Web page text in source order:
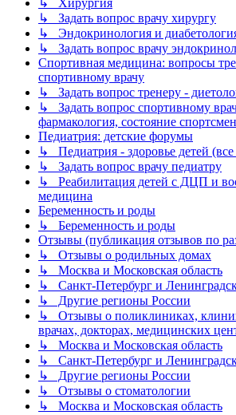
↳ Хирургия
↳ Задать вопрос врачу хирургу
↳ Эндокринология и
↳ Задать вопрос врачу
Спортивная медицина: вопросы
спортивному врачу
↳ Задать вопрос тренеру -
↳ Задать вопрос спортивному
фармакология, состояние
Педиатрия: детские форумы
↳ Педиатрия - здоровье детей
↳ Задать вопрос врачу педиатру
↳ Реабилитация детей с ДЦП и
медицина
Беременность и роды
↳ Беременность и роды
Отзывы (публикация отзывов по
↳ Отзывы о родильных домах
↳ Москва и Московская область
↳ Санкт-Петербург и
↳ Другие регионы России
↳ Отзывы о поликлиниках,
врачах, докторах, медицинских
↳ Москва и Московская область
↳ Санкт-Петербург и
↳ Другие регионы России
↳ Отзывы о стоматологии
↳ Москва и Московская область